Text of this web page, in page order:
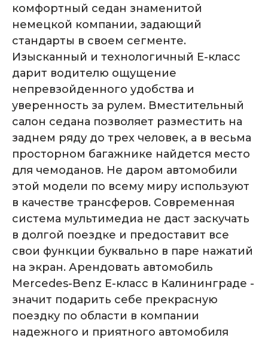
комфортный седан знаменитой
немецкой компании, задающий
стандарты в своем сегменте.
Изысканный и технологичный Е-класс
дарит водителю ощущение
непревзойденного удобства и
уверенность за рулем. Вместительный
салон седана позволяет разместить на
заднем ряду до трех человек, а в весьма
просторном багажнике найдется место
для чемоданов. Не даром автомобили
этой модели по всему миру используют
в качестве трансферов. Современная
система мультимедиа не даст заскучать
в долгой поездке и предоставит все
свои функции буквально в паре нажатий
на экран. Арендовать автомобиль
Mercedes-Benz E-класс в Калининграде -
значит подарить себе прекрасную
поездку по области в компании
надежного и приятного автомобиля
Комплектация
автомобиля